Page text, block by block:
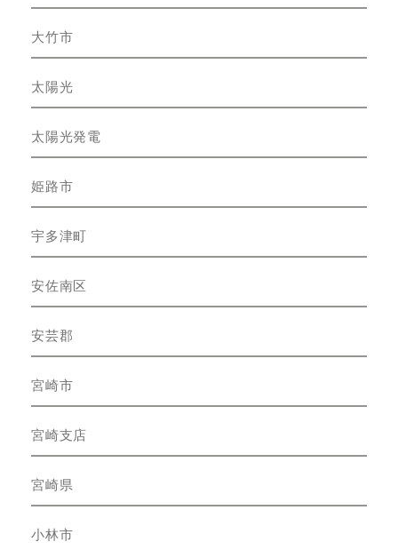
大竹市
太陽光
太陽光発電
姫路市
宇多津町
安佐南区
安芸郡
宮崎市
宮崎支店
宮崎県
小林市